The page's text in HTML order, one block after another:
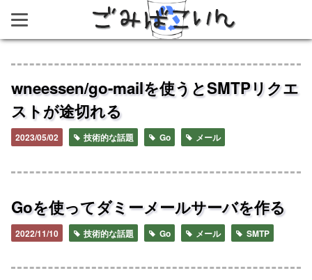
wneessen/go-mailを使うとSMTPリクエ
ストが途切れる
2023/05/02 技術的な話題 Go メール
Goを使ってダミーメールサーバを作る
2022/11/10 技術的な話題 Go メール SMTP
ごみばこいん